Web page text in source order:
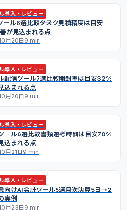
導入・レビュー
ール6選比較――タスク見積精度は目安
が見込まれる点
月20日9 min
導入・レビュー
配信ツール7選比較――開封率は目安32%
込まれる点
月20日9 min
導入・レビュー
ール6選比較――書類選考時間は目安70%
込まれる点
月21日9 min
導入・レビュー
向けAI会計ツール5選――月次決算5日→2
実例
月23日9 min